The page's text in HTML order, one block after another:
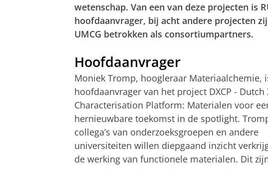
wetenschap. Van een van deze projecten is
hoofdaanvrager, bij acht andere projecten
UMCG betrokken als consortiumpartners.
Hoofdaanvrager
Moniek Tromp, hoogleraar Materiaalchemie,
hoofdaanvrager van het project DXCP - Dutch
Characterisation Platform: Materialen voor
hernieuwbare toekomst in de spotlight.
collega’s van onderzoeksgroepen en andere
universiteiten willen diepgaand inzicht
de werking van functionele materialen. Dit